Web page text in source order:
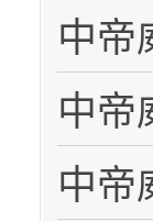
中帝
中帝
中帝